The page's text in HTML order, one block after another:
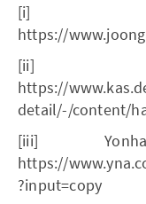
[i]
https://
[ii]
https://
detail/-/content/
[iii]
https://
?input=copy